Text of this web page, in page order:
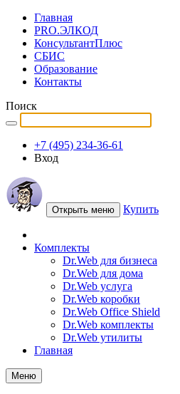
Главная
PRO.ЭЛКОД
КонсультантПлюс
СБИС
Образование
Контакты
Поиск
+7 (495) 234-36-61
Вход
Открыть меню Купить
Комплекты
Dr.Web для бизнеса
Dr.Web для дома
Dr.Web услуга
Dr.Web коробки
Dr.Web Office Shield
Dr.Web комплекты
Dr.Web утилиты
Главная
Меню